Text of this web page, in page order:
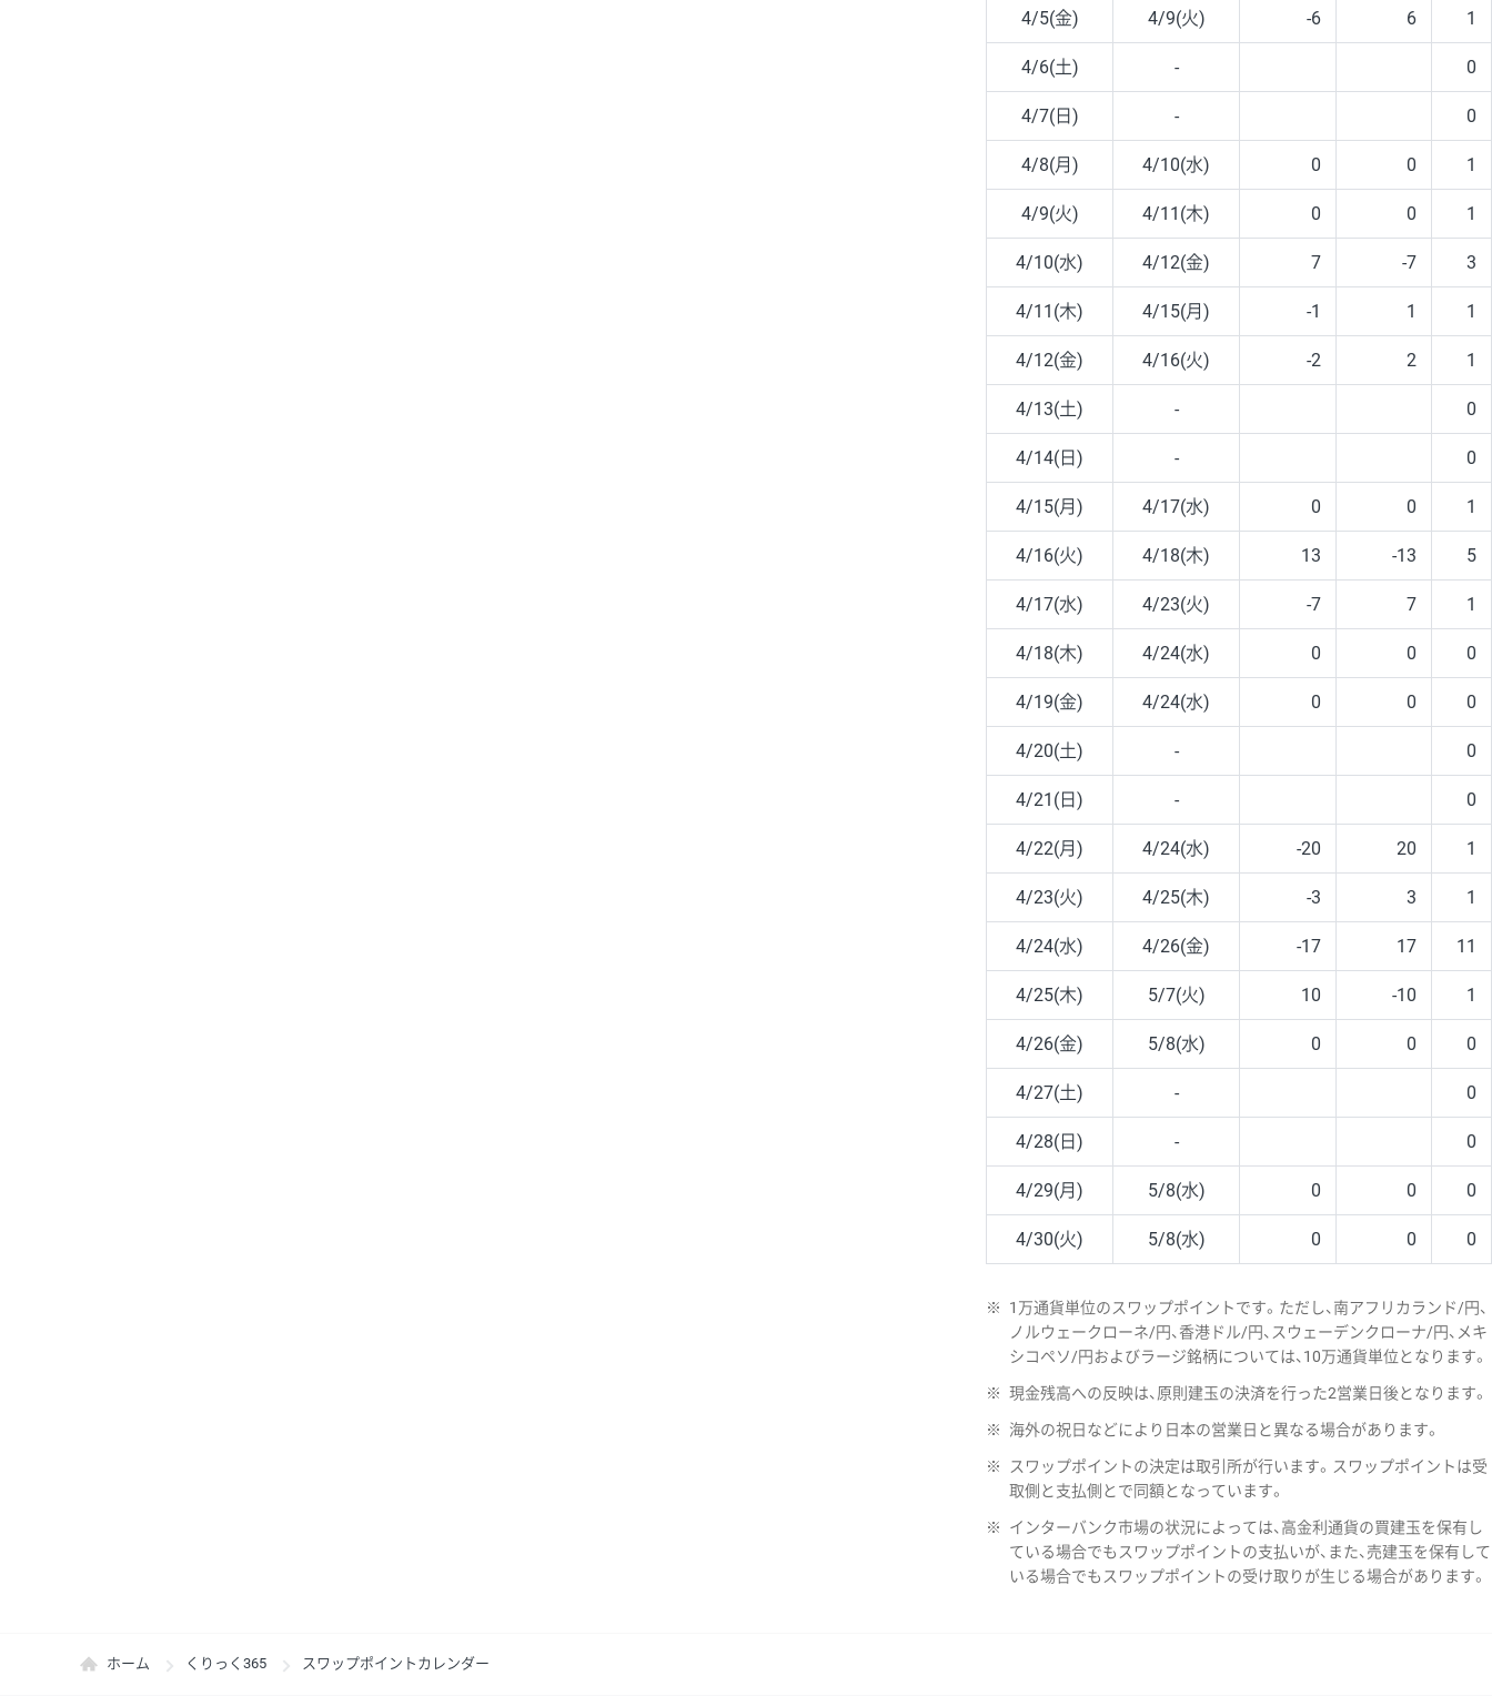
4/5(金) 4/9(火) -6 6 1
4/6(土) - 0
4/7(日) - 0
4/8(月) 4/10(水) 0 0 1
4/9(火) 4/11(木) 0 0 1
4/10(水) 4/12(金) 7 -7 3
4/11(木) 4/15(月) -1 1 1
4/12(金) 4/16(火) -2 2 1
4/13(土) - 0
4/14(日) - 0
4/15(月) 4/17(水) 0 0 1
4/16(火) 4/18(木) 13 -13 5
4/17(水) 4/23(火) -7 7 1
4/18(木) 4/24(水) 0 0 0
4/19(金) 4/24(水) 0 0 0
4/20(土) - 0
4/21(日) - 0
4/22(月) 4/24(水) -20 20 1
4/23(火) 4/25(木) -3 3 1
4/24(水) 4/26(金) -17 17 11
4/25(木) 5/7(火) 10 -10 1
4/26(金) 5/8(水) 0 0 0
4/27(土) - 0
4/28(日) - 0
4/29(月) 5/8(水) 0 0 0
4/30(火) 5/8(水) 0 0 0
※
1万通貨単位のスワップポイントです。ただし、南アフリカランド/円、
ノルウェークローネ/円、香港ドル/円、スウェーデンクローナ/円、メキ
シコペソ/円およびラージ銘柄については、10万通貨単位となります。
※ 現金残高への反映は、原則建玉の決済を行った2営業日後となります。
※ 海外の祝日などにより日本の営業日と異なる場合があります。
※
スワップポイントの決定は取引所が行います。スワップポイントは受
取側と支払側とで同額となっています。
※
インターバンク市場の状況によっては、高金利通貨の買建玉を保有し
ている場合でもスワップポイントの支払いが、また、売建玉を保有して
いる場合でもスワップポイントの受け取りが生じる場合があります。
ホーム くりっく365 スワップポイントカレンダー